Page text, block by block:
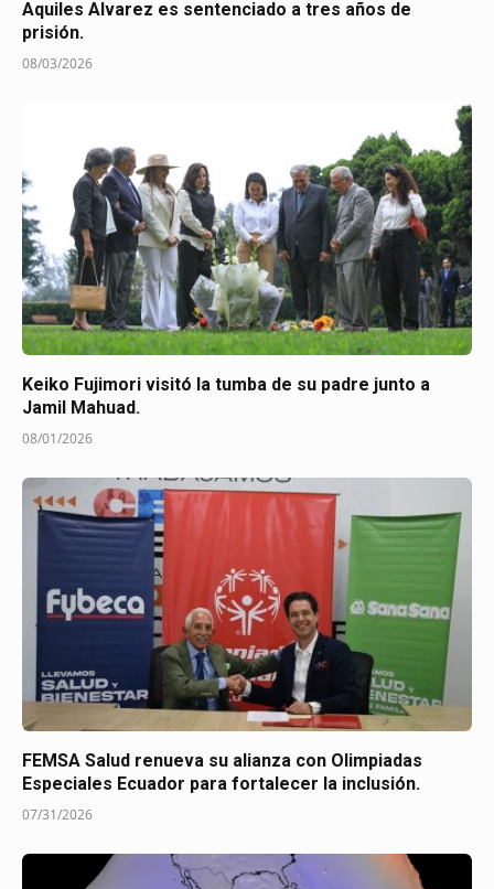
Aquiles Alvarez es sentenciado a tres años de
prisión.
08/03/2026
Keiko Fujimori visitó la tumba de su padre junto a
Jamil Mahuad.
08/01/2026
FEMSA Salud renueva su alianza con Olimpiadas
Especiales Ecuador para fortalecer la inclusión.
07/31/2026